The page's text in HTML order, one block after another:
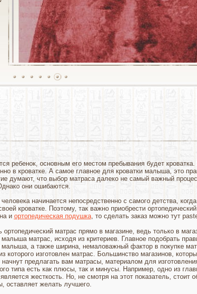
1 2 3 4 5 6 7
ребенок, основным его местом пребывания будет
в кроватке. А самое главное для кроватки малыша, это
думают, что выбор матраса далеко не самый важный
они ошибаются.
начинается непосредственно с самого детства,
кроватке. Поэтому, так важно приобрести
и ортопедическая подушка, то сделать заказ можно тут
ортопедический матрас прямо в магазине, ведь только в
малыша матрас, исходя из критериев. Главное подобрать
малыша, а также ширина, немаловажный фактор в покупке
которого изготовлен матрас. Большинство магазинов,
предлагать вам матрасы, материалом для
типа есть как плюсы, так и минусы. Например, одно из
жесткость. Но, не смотря на этот показатель, стоит
оставляет желать лучшего.